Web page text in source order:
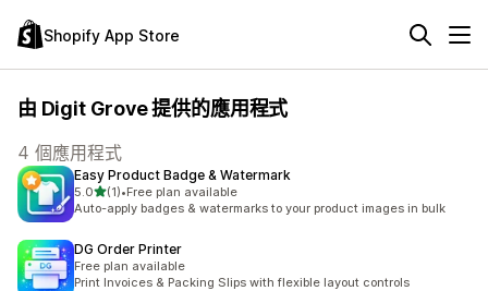
Shopify App Store
由 Digit Grove 提供的應用程式
4 個應用程式
Easy Product Badge & Watermark
5.0滿分 5 顆星
(1)
共有 1 則評價
•Free plan available
Auto-apply badges & watermarks to your product images in bulk
DG Order Printer
Free plan available
Print Invoices & Packing Slips with flexible layout controls